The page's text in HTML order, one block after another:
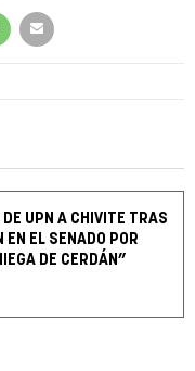
DE UPN A CHIVITE TRAS
EN EL SENADO POR
DE CERDÁN”